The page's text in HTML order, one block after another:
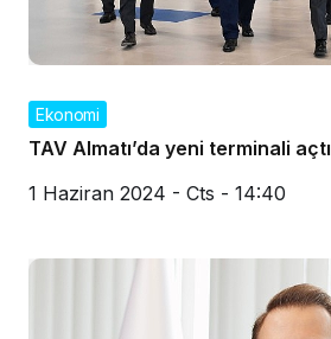
Ekonomi
TAV Almatı’da yeni terminali açtı
1 Haziran 2024 - Cts - 14:40